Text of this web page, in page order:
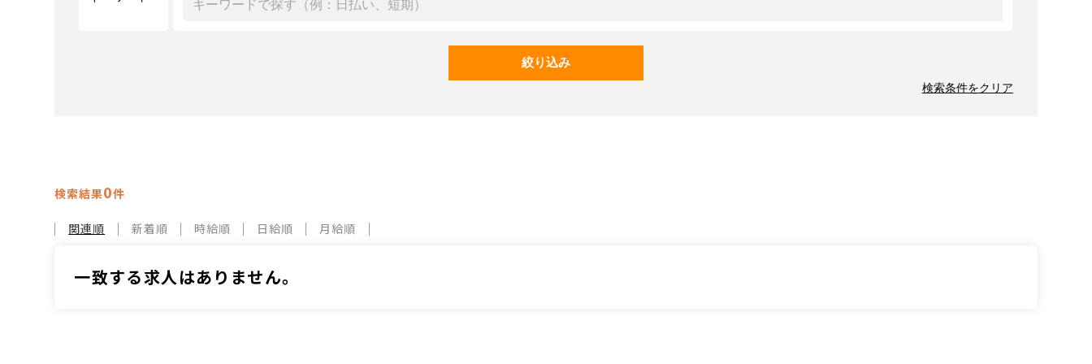
検索結果0件
関連順 新着順 時給順 日給順 月給順
一致する求人はありません。